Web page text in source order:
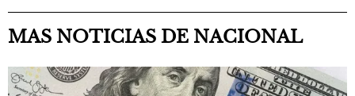
MAS NOTICIAS DE NACIONAL